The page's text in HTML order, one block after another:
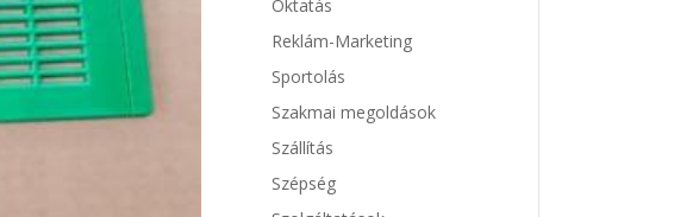
Oktatás
Reklám-Marketing
Sportolás
Szakmai megoldások
Szállítás
Szépség